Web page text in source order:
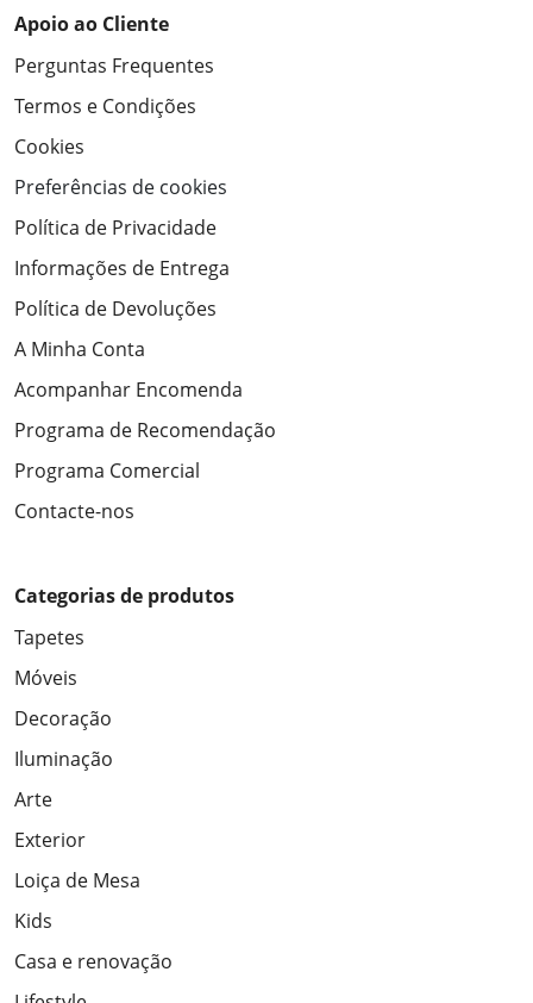
Apoio ao Cliente
Perguntas Frequentes
Termos e Condições
Cookies
Preferências de cookies
Política de Privacidade
Informações de Entrega
Política de Devoluções
A Minha Conta
Acompanhar Encomenda
Programa de Recomendação
Programa Comercial
Contacte-nos
Categorias de produtos
Tapetes
Móveis
Decoração
Iluminação
Arte
Exterior
Loiça de Mesa
Kids
Casa e renovação